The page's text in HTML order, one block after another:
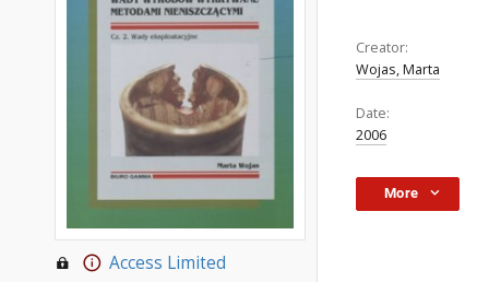
Access Limited
Creator:
Wojas, Marta
Date:
2006
More